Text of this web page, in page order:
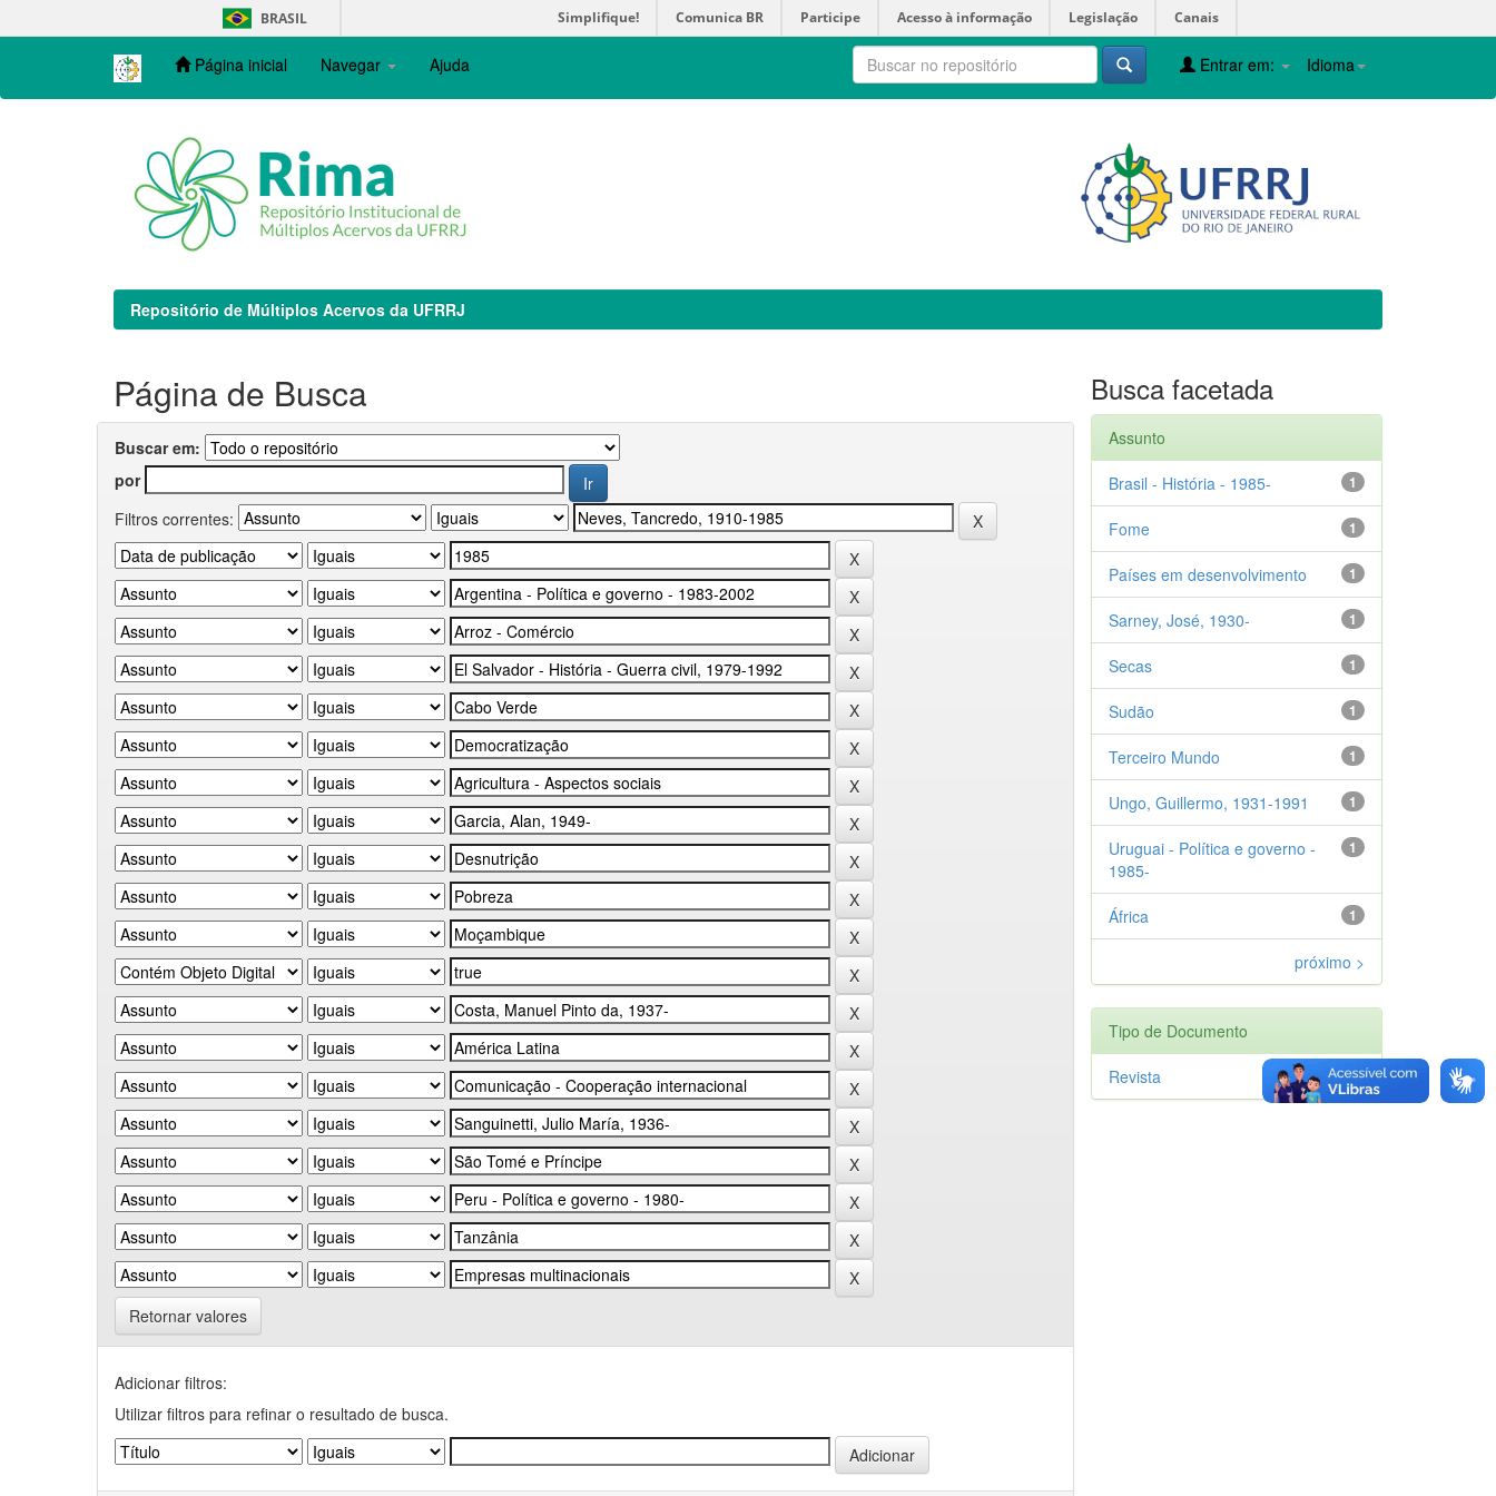
navigation
BRASIL Simplifique! Comunica BR Participe Acesso à informação Legislação Canais
Página inicial Navegar Ajuda Idioma
Entrar em:
Repositório de Múltiplos Acervos da UFRRJ
Página de Busca
Buscar em:
por
Filtros correntes:
Retornar valores
Adicionar filtros:
Utilizar filtros para refinar o resultado de busca.
Busca facetada
Assunto
1
Brasil - História - 1985-
1
Fome
1
Países em desenvolvimento
1
Sarney, José, 1930-
1
Secas
1
Sudão
1
Terceiro Mundo
1
Ungo, Guillermo, 1931-1991
1
Uruguai - Política e governo -
1985-
1
África
próximo >
Tipo de Documento
1
Revista